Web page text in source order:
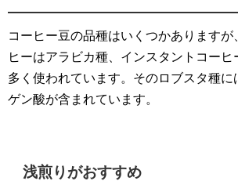
コーヒー豆の品種はいくつかありますが
ヒーはアラビカ種、インスタントコー
多く使われています。そのロブスタ種に
ゲン酸が含まれています。
浅煎りがおすすめ